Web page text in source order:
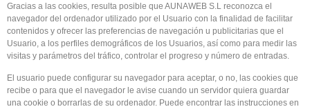
Gracias a las cookies, resulta posible que AUNAWEB S.L reconozca el
navegador del ordenador utilizado por el Usuario con la finalidad de facilitar
contenidos y ofrecer las preferencias de navegación u publicitarias que el
Usuario, a los perfiles demográficos de los Usuarios, así como para medir las
visitas y parámetros del tráfico, controlar el progreso y número de entradas.
El usuario puede configurar su navegador para aceptar, o no, las cookies que
recibe o para que el navegador le avise cuando un servidor quiera guardar
una cookie o borrarlas de su ordenador. Puede encontrar las instrucciones en